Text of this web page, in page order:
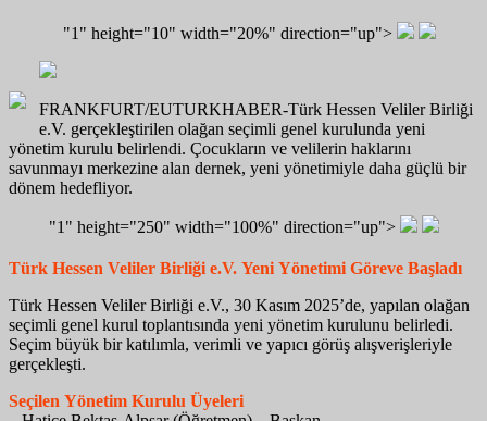
"1" height="10" width="20%" direction="up">
FRANKFURT/EUTURKHABER-Türk Hessen Veliler Birliği
e.V. gerçekleştirilen olağan seçimli genel kurulunda yeni
yönetim kurulu belirlendi. Çocukların ve velilerin haklarını
savunmayı merkezine alan dernek, yeni yönetimiyle daha güçlü bir
dönem hedefliyor.
"1" height="250" width="100%" direction="up">
Türk Hessen Veliler Birliği e.V. Yeni Yönetimi Göreve Başladı
Türk Hessen Veliler Birliği e.V., 30 Kasım 2025’de, yapılan olağan
seçimli genel kurul toplantısında yeni yönetim kurulunu belirledi.
Seçim büyük bir katılımla, verimli ve yapıcı görüş alışverişleriyle
gerçekleşti.
Seçilen Yönetim Kurulu Üyeleri